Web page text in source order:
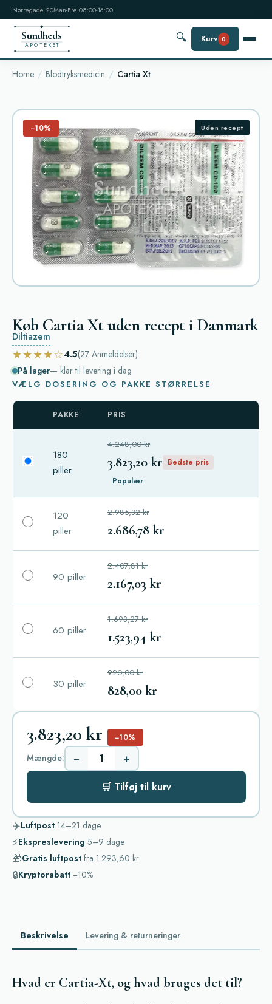
Nørregade 20Man-Fre 08:00-16:00
Sundheds
APOTEKET
🔍 Kurv 0
Home Blodtryksmedicin Cartia Xt
−10% Uden recept
Køb Cartia Xt uden recept i Danmark
Diltiazem
★★★★☆4.5(27 Anmeldelser)
På lager— klar til levering i dag
VÆLG DOSERING OG PAKKE STØRRELSE
PAKKE PRIS
180
piller
4.248,00 kr
3.823,20 kr Bedste pris
Populær
120
piller
2.985,32 kr
2.686,78 kr
90 piller
2.407,81 kr
2.167,03 kr
60 piller
1.693,27 kr
1.523,94 kr
30 piller
920,00 kr
828,00 kr
3.823,20 kr −10%
Mængde: − +
🛒 Tilføj til kurv
✈️Luftpost 14–21 dage
⚡Ekspreslevering 5–9 dage
🎁Gratis luftpost fra 1.293,60 kr
🔒Kryptorabatt −10%
Beskrivelse Levering & returneringer
Hvad er Cartia-Xt, og hvad bruges det til?